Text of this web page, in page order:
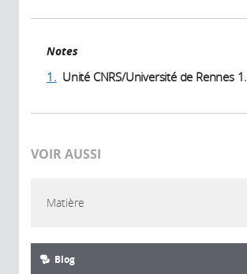
Notes
1. Unité CNRS/Université de Rennes 1.
VOIR AUSSI
Matière
Blog